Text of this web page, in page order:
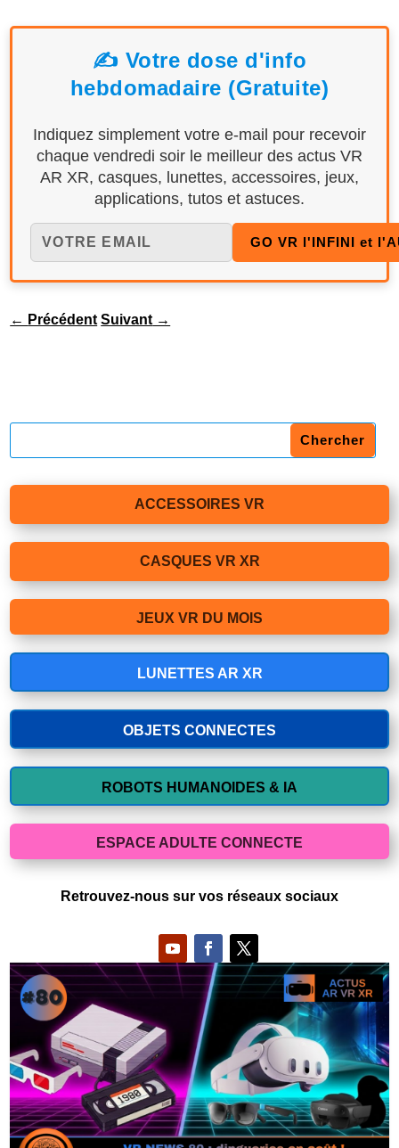
✍️ Votre dose d'info
hebdomadaire (Gratuite)
Indiquez simplement votre e-mail pour recevoir
chaque vendredi soir le meilleur des actus VR
AR XR, casques, lunettes, accessoires, jeux,
applications, tutos et astuces.
← Précédent Suivant →
ACCESSOIRES VR
CASQUES VR XR
JEUX VR DU MOIS
LUNETTES AR XR
OBJETS CONNECTES
ROBOTS HUMANOIDES & IA
ESPACE ADULTE CONNECTE
Retrouvez-nous sur vos réseaux sociaux